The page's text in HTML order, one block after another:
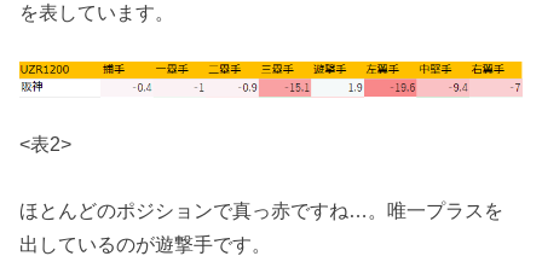
を表しています。
<表2>
ほとんどのポジションで真っ赤ですね…。唯一プラスを
出しているのが遊撃手です。